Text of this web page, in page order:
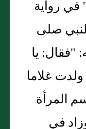
رواية
صلى
"فقال: يا
غلاما
المرأة
في